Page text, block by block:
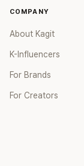
COMPANY
About Kagit
K-Influencers
For Brands
For Creators